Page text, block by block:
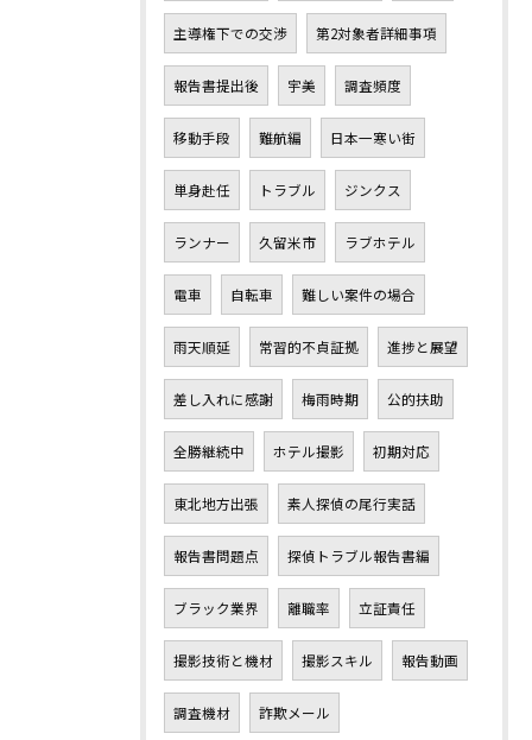
主導権下での交渉 第2対象者詳細事項
報告書提出後 宇美 調査頻度
移動手段 難航編 日本一寒い街
単身赴任 トラブル ジンクス
ランナー 久留米市 ラブホテル
電車 自転車 難しい案件の場合
雨天順延 常習的不貞証拠 進捗と展望
差し入れに感謝 梅雨時期 公的扶助
全勝継続中 ホテル撮影 初期対応
東北地方出張 素人探偵の尾行実話
報告書問題点 探偵トラブル報告書編
ブラック業界 離職率 立証責任
撮影技術と機材 撮影スキル 報告動画
調査機材 詐欺メール